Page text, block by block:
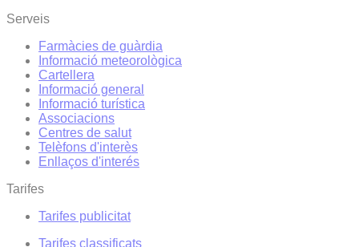
Serveis
Farmàcies de guàrdia
Informació meteorològica
Cartellera
Informació general
Informació turística
Associacions
Centres de salut
Telèfons d'interès
Enllaços d'interés
Tarifes
Tarifes publicitat
Tarifes classificats